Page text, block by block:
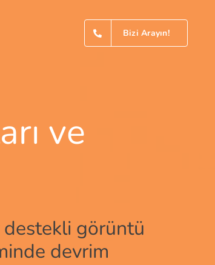
Bizi Arayın!
ve
görüntü
devrim